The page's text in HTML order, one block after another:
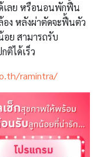
เลย หรือนอนพักฟื้น
ง หลังผ่าตัดจะฟื้นตัว
อย สามารถรับ
ติได้เร็ว
ramintra/